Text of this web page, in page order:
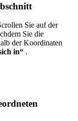
Sie auf der
Sie die
der Koordinaten
in“ .